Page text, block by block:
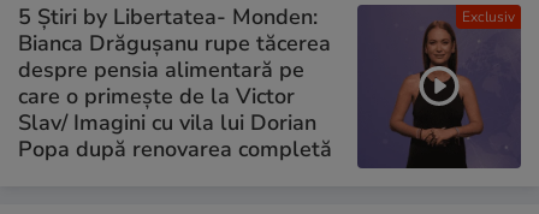
Exclusiv
5 Știri by Libertatea- Monden:
Bianca Drăgușanu rupe tăcerea
despre pensia alimentară pe
care o primește de la Victor
Slav/ Imagini cu vila lui Dorian
Popa după renovarea completă